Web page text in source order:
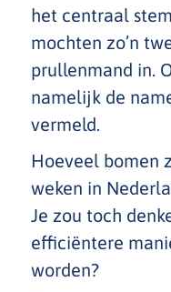
het centraal
mochten zo’n
prullenmand in.
namelijk de
vermeld.
Hoeveel bomen
weken in
Je zou toch
efficiëntere
worden?